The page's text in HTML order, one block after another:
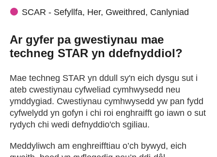
SCAR - Sefyllfa, Her, Gweithred, Canlyniad
Ar gyfer pa gwestiynau mae
techneg STAR yn ddefnyddiol?
Mae techneg STAR yn ddull sy'n eich dysgu sut i
ateb cwestiynau cyfweliad cymhwysedd neu
ymddygiad. Cwestiynau cymhwysedd yw pan fydd
cyfwelydd yn gofyn i chi roi enghraifft go iawn o sut
rydych chi wedi defnyddio'ch sgiliau.
Meddyliwch am enghreifftiau o’ch bywyd, eich